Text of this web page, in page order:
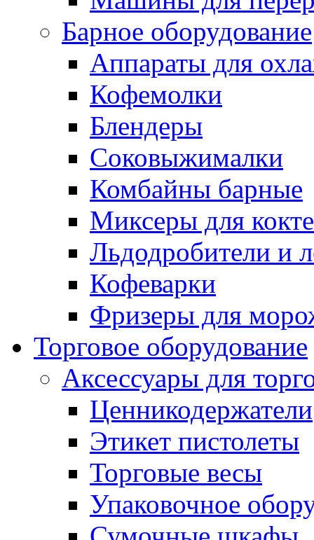
Барное оборудование
Аппараты для
Кофемолки
Блендеры
Соковыжималки
Комбайны барные
Миксеры для
Льдодробители и
Кофеварки
Фризеры для
Торговое оборудование
Аксессуары для
Ценникодержатели
Этикет пистолеты
Торговые весы
Упаковочное